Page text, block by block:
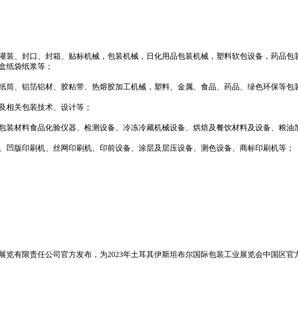
装、封口、封箱、贴标机械，包装机械，日化用品包装机械，塑料软包设备，药品
纸袋纸浆等；
筒、铝箔铝材、胶粘带、热熔胶加工机械，塑料、金属、食品、药品、绿色环保等包
相关包装技术、设计等；
装材料食品化验仪器、检测设备、冷冻冷藏机械设备、烘焙及餐饮材料及设备、粮油
凹版印刷机、丝网印刷机、印前设备、涂层及层压设备、测色设备、商标印刷机等；
览有限责任公司官方发布，为2023年土耳其伊斯坦布尔国际包装工业展览会中国区